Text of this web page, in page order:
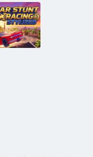
mașinii
Ramp